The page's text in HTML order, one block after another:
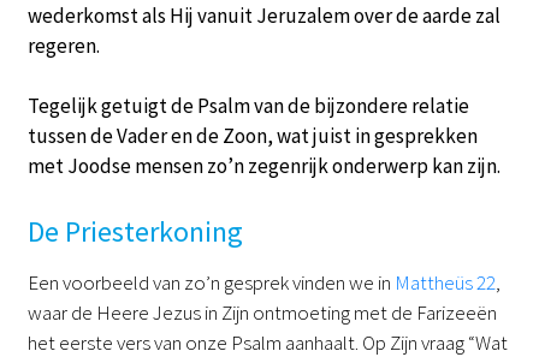
wederkomst als Hij vanuit Jeruzalem over de aarde zal
regeren.
Tegelijk getuigt de Psalm van de bijzondere relatie
tussen de Vader en de Zoon, wat juist in gesprekken
met Joodse mensen zo’n zegenrijk onderwerp kan zijn.
De Priesterkoning
Een voorbeeld van zo’n gesprek vinden we in Mattheüs 22,
waar de Heere Jezus in Zijn ontmoeting met de Farizeeën
het eerste vers van onze Psalm aanhaalt. Op Zijn vraag “Wat